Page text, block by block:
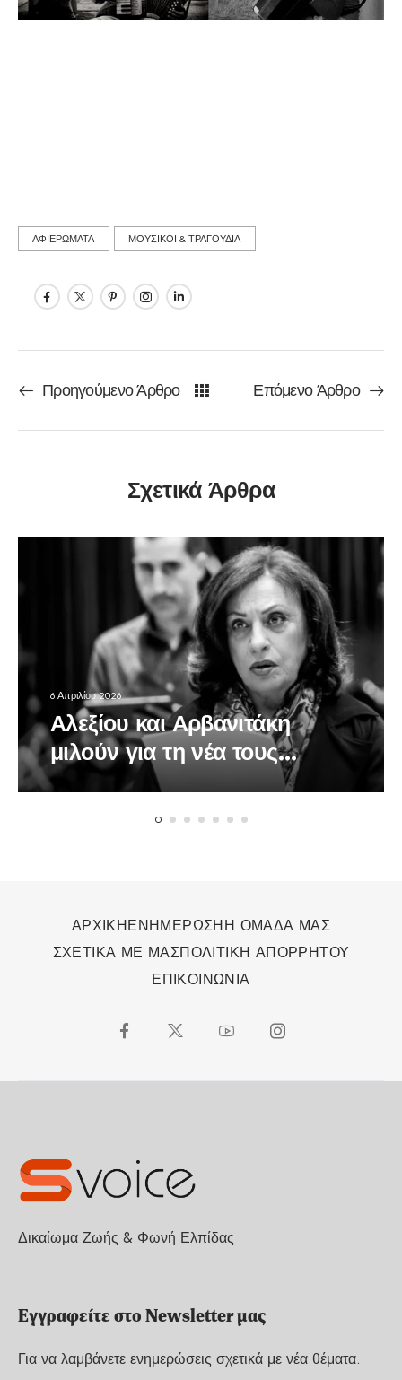
ΑΦΙΕΡΩΜΑΤΑ ΜΟΥΣΙΚΟΙ & ΤΡΑΓΟΥΔΙΑ
Προηγούμενο Άρθρο Επόμενο Άρθρο
Σχετικά Άρθρα
6 Απριλίου 2026
Αλεξίου και Αρβανιτάκη
μιλούν για τη νέα τους
δουλειά, την ποίηση της Μ.
Εβδομάδας
ΑΡΧΙΚΗΕΝΗΜΕΡΩΣΗΗ ΟΜΑΔΑ ΜΑΣ
ΣΧΕΤΙΚΑ ΜΕ ΜΑΣΠΟΛΙΤΙΚΗ ΑΠΟΡΡΗΤΟΥ
ΕΠΙΚΟΙΝΩΝΙΑ
Δικαίωμα Ζωής & Φωνή Ελπίδας
Εγγραφείτε στο Newsletter μας
Για να λαμβάνετε ενημερώσεις σχετικά με νέα θέματα.